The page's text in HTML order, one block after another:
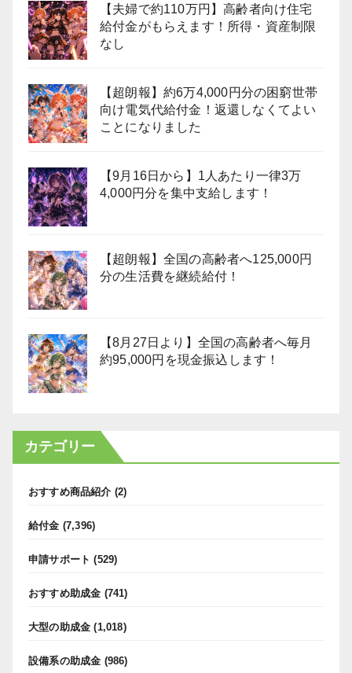
【夫婦で約110万円】高齢者向け住宅
給付金がもらえます！所得・資産制限
なし
【超朗報】約6万4,000円分の困窮世帯
向け電気代給付金！返還しなくてよい
ことになりました
【9月16日から】1人あたり一律3万
4,000円分を集中支給します！
【超朗報】全国の高齢者へ125,000円
分の生活費を継続給付！
【8月27日より】全国の高齢者へ毎月
約95,000円を現金振込します！
カテゴリー
おすすめ商品紹介 (2)
給付金 (7,396)
申請サポート (529)
おすすめ助成金 (741)
大型の助成金 (1,018)
設備系の助成金 (986)